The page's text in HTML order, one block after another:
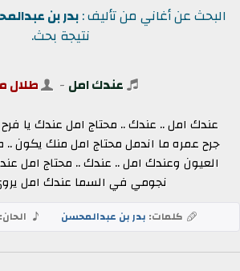
البحث عن أغاني من تأليف :بدر بن
نتيجة بحث.
عندك امل - طلال
عندك امل .. عندك .. محتاج امل عندك يا
جرح عمره ما اندمل محتاج امل منك يكون
العيون وعندك امل .. عندك .. محتاج امل
نجومي في السما عندك امل
كلمات: بدر بن عبدالمحسن الحان: